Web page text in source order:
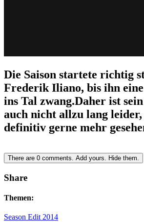
Die Saison startete richtig
Frederik Iliano, bis ihn
ins Tal zwang.Daher ist
auch nicht allzu lang
definitiv gerne mehr
There are 0 comments. Add yours. Hide them.
Share
Themen:
Season Edit 2014